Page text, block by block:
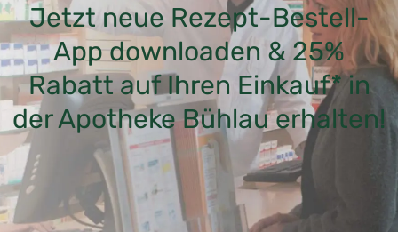
Jetzt neue Rezept-Bestell-
App downloaden & 25%
Rabatt auf Ihren Einkauf* in
der Apotheke Bühlau erhalten!